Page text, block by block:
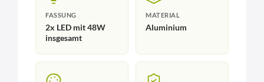
FASSUNG
2x LED mit 48W
insgesamt
MATERIAL
Aluminium